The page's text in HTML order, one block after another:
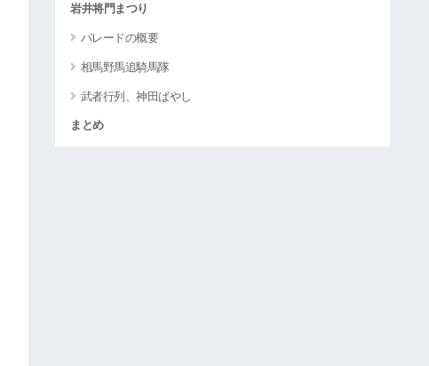
岩井将門まつり
パレードの概要
相馬野馬追騎馬隊
武者行列、神田ばやし
まとめ